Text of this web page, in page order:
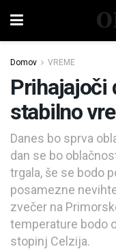
Domov VREME
Prihajajoči
stabilno
Danes bo sprva
dan se bo
trgala, še se bodo
posamezne
zvečer na
temperature bodo
stopinj Celzija.